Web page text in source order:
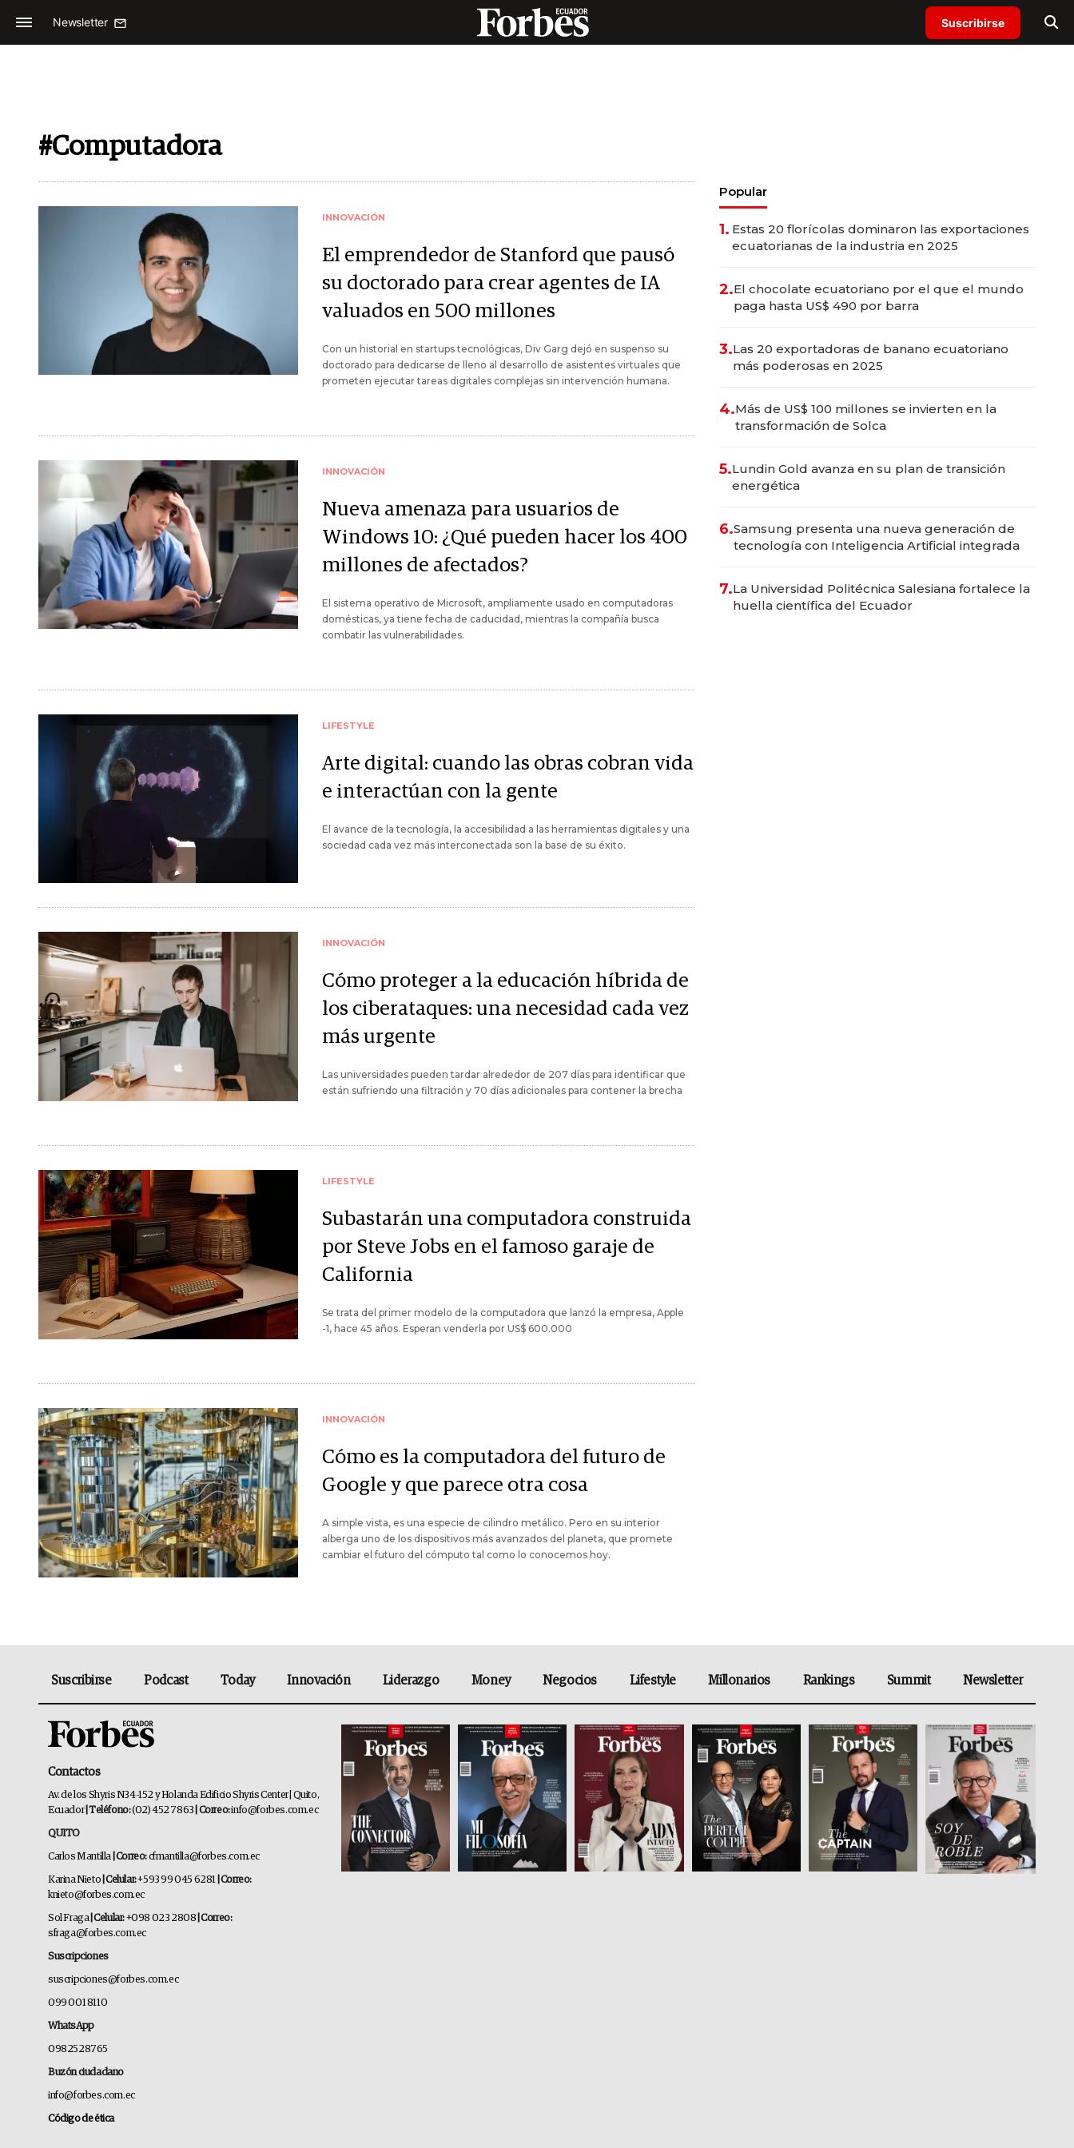
Newsletter Suscribirse
#Computadora
INNOVACIÓN
El emprendedor de Stanford que pausó
su doctorado para crear agentes de IA
valuados en 500 millones
Con un historial en startups tecnológicas, Div Garg dejó en suspenso su
doctorado para dedicarse de lleno al desarrollo de asistentes virtuales que
prometen ejecutar tareas digitales complejas sin intervención humana.
INNOVACIÓN
Nueva amenaza para usuarios de
Windows 10: ¿Qué pueden hacer los 400
millones de afectados?
El sistema operativo de Microsoft, ampliamente usado en computadoras
domésticas, ya tiene fecha de caducidad, mientras la compañía busca
combatir las vulnerabilidades.
LIFESTYLE
Arte digital: cuando las obras cobran vida
e interactúan con la gente
El avance de la tecnología, la accesibilidad a las herramientas digitales y una
sociedad cada vez más interconectada son la base de su éxito.
INNOVACIÓN
Cómo proteger a la educación híbrida de
los ciberataques: una necesidad cada vez
más urgente
Las universidades pueden tardar alrededor de 207 días para identificar que
están sufriendo una filtración y 70 días adicionales para contener la brecha
LIFESTYLE
Subastarán una computadora construida
por Steve Jobs en el famoso garaje de
California
Se trata del primer modelo de la computadora que lanzó la empresa, Apple
-1, hace 45 años. Esperan venderla por US$ 600.000
INNOVACIÓN
Cómo es la computadora del futuro de
Google y que parece otra cosa
A simple vista, es una especie de cilindro metálico. Pero en su interior
alberga uno de los dispositivos más avanzados del planeta, que promete
cambiar el futuro del cómputo tal como lo conocemos hoy.
Popular
1. Estas 20 florícolas dominaron las exportaciones
ecuatorianas de la industria en 2025
2.El chocolate ecuatoriano por el que el mundo
paga hasta US$ 490 por barra
3.Las 20 exportadoras de banano ecuatoriano
más poderosas en 2025
4.Más de US$ 100 millones se invierten en la
transformación de Solca
5.Lundin Gold avanza en su plan de transición
energética
6.Samsung presenta una nueva generación de
tecnología con Inteligencia Artificial integrada
7.La Universidad Politécnica Salesiana fortalece la
huella científica del Ecuador
Suscribirse Podcast Today Innovación Liderazgo Money Negocios Lifestyle Millonarios Rankings Summit Newsletter
Contactos
Av. de los Shyris N34-152 y Holanda Edificio Shyris Center | Quito,
Ecuador | Teléfono:(02) 452 7863 | Correo:info@forbes.com.ec
QUITO
Carlos Mantilla | Correo:cfmantilla@forbes.com.ec
Karina Nieto | Celular:+593 99 045 6281
| Correo:
knieto@forbes.com.ec
Sol Fraga | Celular:+098 023 2808 | Correo:
sfraga@forbes.com.ec
Suscripciones
suscripciones@forbes.com.ec
099 001 8110
WhatsApp
0982528765
Buzón ciudadano
info@forbes.com.ec
Código de ética